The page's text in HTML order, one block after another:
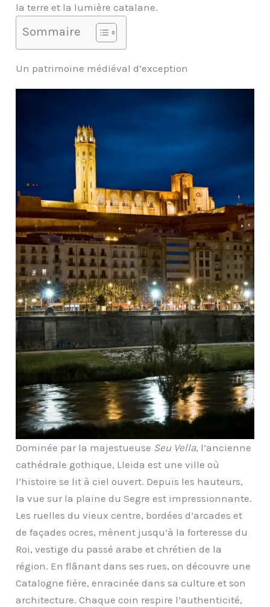
la terre et la lumière catalane.
Sommaire
Un patrimoine médiéval d’exception
Dominée par la majestueuse Seu Vella, l’ancienne
cathédrale gothique, Lleida est une ville où
l’histoire se lit à ciel ouvert. Depuis les hauteurs,
la vue sur la plaine du Segre est impressionnante.
Les ruelles du vieux centre, bordées d’arcades et
de façades ocres, mènent jusqu’à la forteresse du
Roi, vestige du passé arabe et chrétien de la
région. En flânant dans ses rues, on découvre une
Catalogne fière, enracinée dans sa culture et son
architecture. Chaque coin respire l’authenticité,